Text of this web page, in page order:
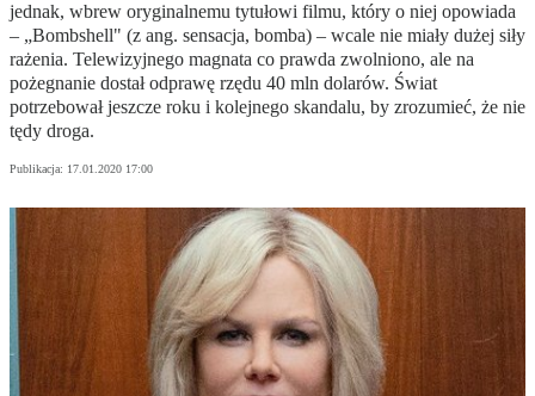
jednak, wbrew oryginalnemu tytułowi filmu, który o niej opowiada
– „Bombshell" (z ang. sensacja, bomba) – wcale nie miały dużej siły
rażenia. Telewizyjnego magnata co prawda zwolniono, ale na
pożegnanie dostał odprawę rzędu 40 mln dolarów. Świat
potrzebował jeszcze roku i kolejnego skandalu, by zrozumieć, że nie
tędy droga.
Publikacja: 17.01.2020 17:00